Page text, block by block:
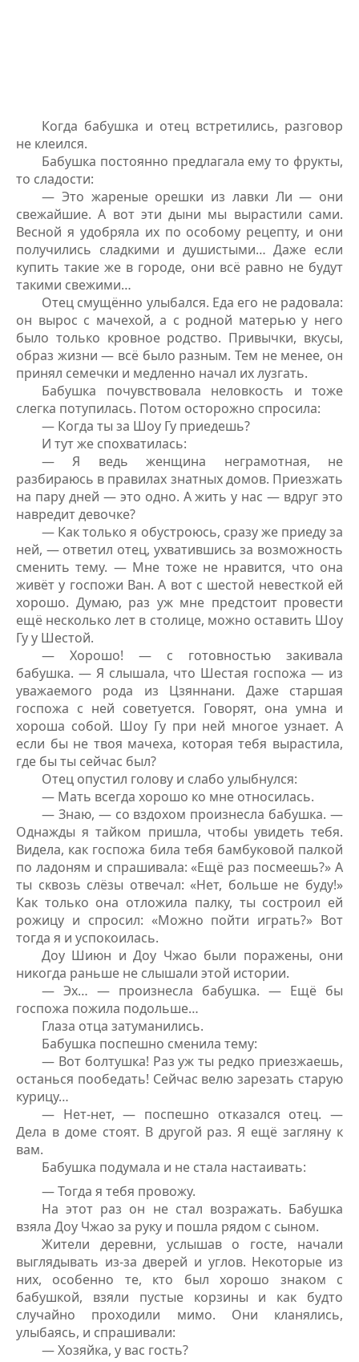
Когда бабушка и отец встретились, разговор
не клеился.
Бабушка постоянно предлагала ему то фрукты,
то сладости:
— Это жареные орешки из лавки Ли — они
свежайшие. А вот эти дыни мы вырастили сами.
Весной я удобряла их по особому рецепту, и они
получились сладкими и душистыми… Даже если
купить такие же в городе, они всё равно не будут
такими свежими…
Отец смущённо улыбался. Еда его не радовала:
он вырос с мачехой, а с родной матерью у него
было только кровное родство. Привычки, вкусы,
образ жизни — всё было разным. Тем не менее, он
принял семечки и медленно начал их лузгать.
Бабушка почувствовала неловкость и тоже
слегка потупилась. Потом осторожно спросила:
— Когда ты за Шоу Гу приедешь?
И тут же спохватилась:
— Я ведь женщина неграмотная, не
разбираюсь в правилах знатных домов. Приезжать
на пару дней — это одно. А жить у нас — вдруг это
навредит девочке?
— Как только я обустроюсь, сразу же приеду за
ней, — ответил отец, ухватившись за возможность
сменить тему. — Мне тоже не нравится, что она
живёт у госпожи Ван. А вот с шестой невесткой ей
хорошо. Думаю, раз уж мне предстоит провести
ещё несколько лет в столице, можно оставить Шоу
Гу у Шестой.
— Хорошо! — с готовностью закивала
бабушка. — Я слышала, что Шестая госпожа — из
уважаемого рода из Цзяннани. Даже старшая
госпожа с ней советуется. Говорят, она умна и
хороша собой. Шоу Гу при ней многое узнает. А
если бы не твоя мачеха, которая тебя вырастила,
где бы ты сейчас был?
Отец опустил голову и слабо улыбнулся:
— Мать всегда хорошо ко мне относилась.
— Знаю, — со вздохом произнесла бабушка. —
Однажды я тайком пришла, чтобы увидеть тебя.
Видела, как госпожа била тебя бамбуковой палкой
по ладоням и спрашивала: «Ещё раз посмеешь?» А
ты сквозь слёзы отвечал: «Нет, больше не буду!»
Как только она отложила палку, ты состроил ей
рожицу и спросил: «Можно пойти играть?» Вот
тогда я и успокоилась.
Доу Шиюн и Доу Чжао были поражены, они
никогда раньше не слышали этой истории.
— Эх… — произнесла бабушка. — Ещё бы
госпожа пожила подольше…
Глаза отца затуманились.
Бабушка поспешно сменила тему:
— Вот болтушка! Раз уж ты редко приезжаешь,
останься пообедать! Сейчас велю зарезать старую
курицу…
— Нет-нет, — поспешно отказался отец. —
Дела в доме стоят. В другой раз. Я ещё загляну к
вам.
Бабушка подумала и не стала настаивать:
— Тогда я тебя провожу.
На этот раз он не стал возражать. Бабушка
взяла Доу Чжао за руку и пошла рядом с сыном.
Жители деревни, услышав о госте, начали
выглядывать из-за дверей и углов. Некоторые из
них, особенно те, кто был хорошо знаком с
бабушкой, взяли пустые корзины и как будто
случайно проходили мимо. Они кланялись,
улыбаясь, и спрашивали:
— Хозяйка, у вас гость?